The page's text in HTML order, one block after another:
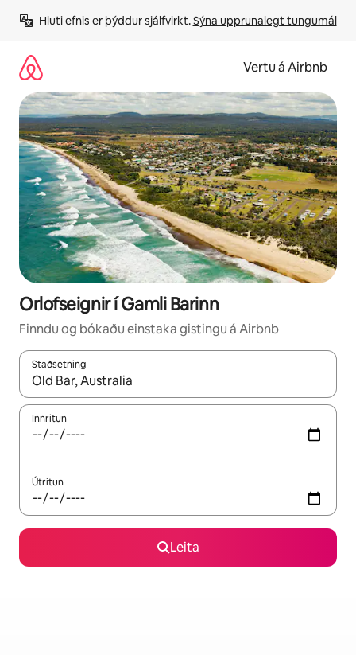
beint
Hluti efnis er þýddur sjálfvirkt. Sýna upprunalegt tungumál
Vertu á Airbnb
Orlofseignir í Gamli Barinn
Finndu og bókaðu einstaka gistingu á Airbnb
Staðsetning
Þegar niðurstöður liggja fyrir skaltu nota upp og niður
Innritun
Útritun
Leita